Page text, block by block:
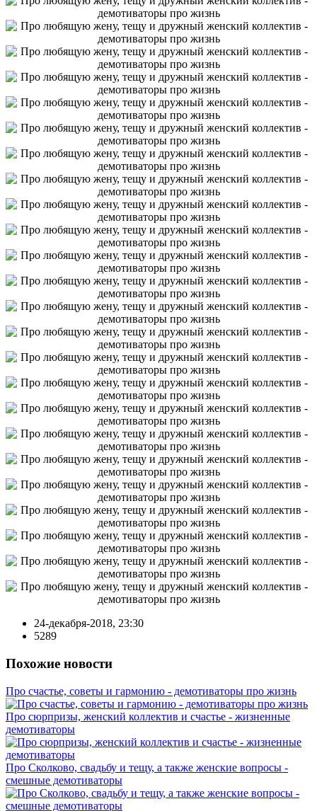
24-декабря-2018, 23:30
5289
Похожие новости
Про счастье, советы и гармонию - демотиваторы про жизнь
Про сюрпризы, женский коллектив и счастье - жизненные
демотиваторы
Про Сколково, свадьбу и тещу, а также женские вопросы -
смешные демотиваторы